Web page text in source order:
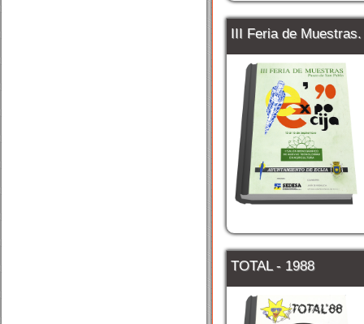
III Feria de
TOTAL - 1988